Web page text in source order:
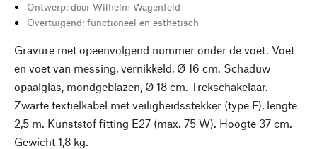
Ontwerp: door Wilhelm Wagenfeld
Overtuigend: functioneel en esthetisch
Gravure met opeenvolgend nummer onder de voet. Voet
en voet van messing, vernikkeld, Ø 16 cm. Schaduw
opaalglas, mondgeblazen, Ø 18 cm. Trekschakelaar.
Zwarte textielkabel met veiligheidsstekker (type F), lengte
2,5 m. Kunststof fitting E27 (max. 75 W). Hoogte 37 cm.
Gewicht 1,8 kg.